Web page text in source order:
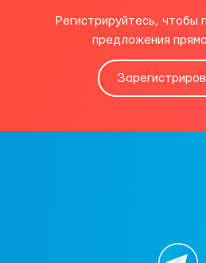
Регистрируйтесь, чтобы
предложения